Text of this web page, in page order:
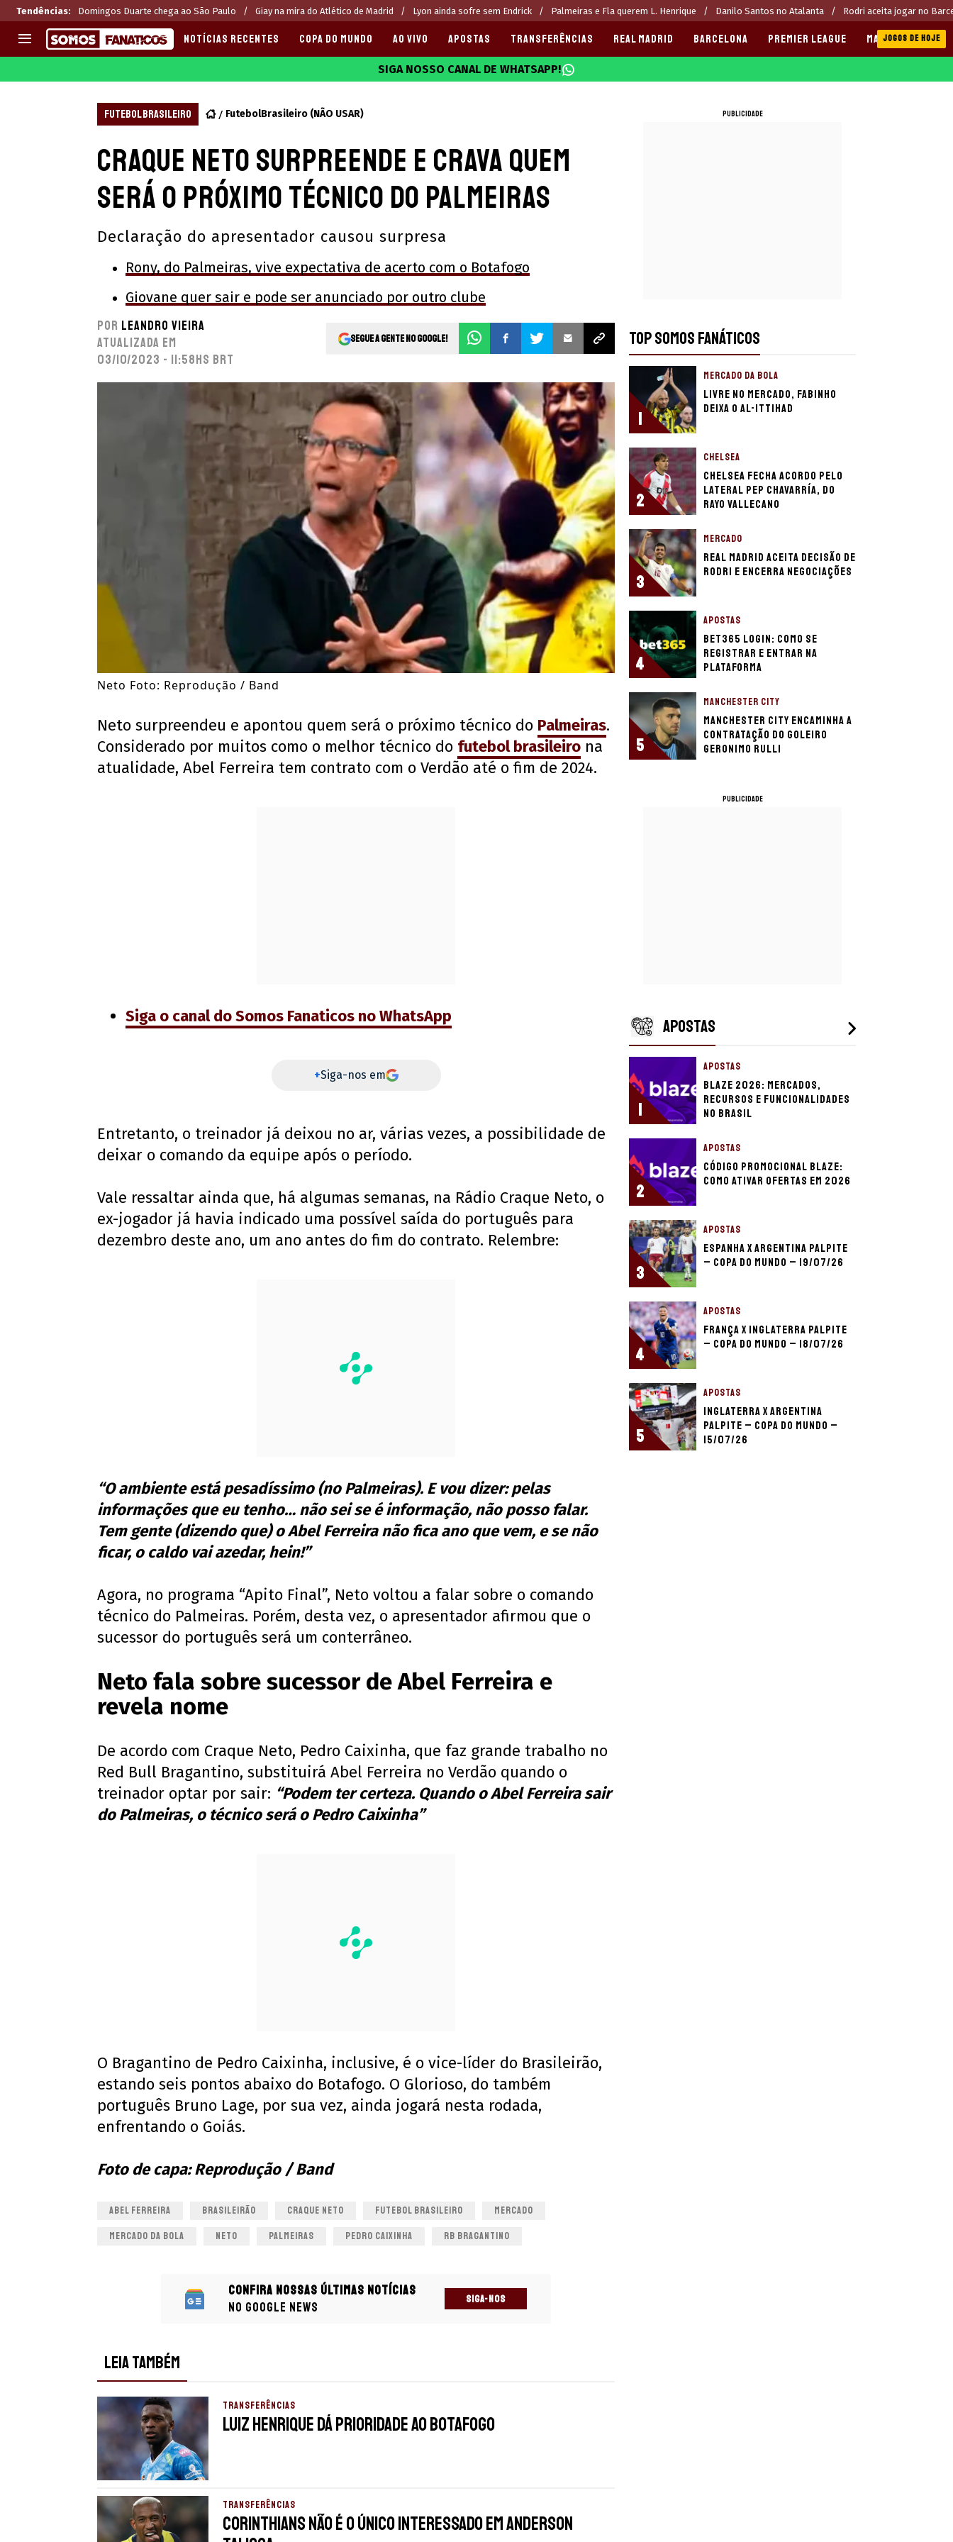
Tendências: Domingos Duarte chega ao São Paulo Giay na mira do Atlético de Madrid Lyon ainda sofre sem Endrick Palmeiras e Fla querem L. Henrique Danilo Santos no Atalanta Rodri aceita jogar no
CHAMPIONS LEAGUE
PREMIER LEAGUE
LIGA PORTUGUESA
Melhores sites de apostas 2025
Últimas
CASAS DE APOSTAS
CÓDIGOS e OFERTAS
APPS
NOTÍCIAS RECENTES COPA DO MUNDO AO VIVO APOSTAS TRANSFERÊNCIAS REAL MADRID BARCELONA PREMIER LEAGUE MANCHESTER CITY
JOGOS DE HOJE
SIGA NOSSO CANAL DE WHATSAPP!
FUTEBOL BRASILEIRO FutebolBrasileiro (NÃO USAR)
Craque Neto surpreende e crava quem
será o próximo técnico do Palmeiras
Declaração do apresentador causou surpresa
Rony, do Palmeiras, vive expectativa de acerto com o Botafogo
Giovane quer sair e pode ser anunciado por outro clube
Por Leandro Vieira
Atualizada em
03/10/2023 - 11:58hs BRT
Segue a gente no Google!
Neto Foto: Reprodução / Band
Neto surpreendeu e apontou quem será o próximo técnico do Palmeiras.
Considerado por muitos como o melhor técnico do futebol brasileiro na
atualidade, Abel Ferreira tem contrato com o Verdão até o fim de 2024.
Siga o canal do Somos Fanaticos no WhatsApp
+Siga-nos em
Entretanto, o treinador já deixou no ar, várias vezes, a possibilidade de
deixar o comando da equipe após o período.
Vale ressaltar ainda que, há algumas semanas, na Rádio Craque Neto, o
ex-jogador já havia indicado uma possível saída do português para
dezembro deste ano, um ano antes do fim do contrato. Relembre:
“O ambiente está pesadíssimo (no Palmeiras). E vou dizer: pelas
informações que eu tenho… não sei se é informação, não posso falar.
Tem gente (dizendo que) o Abel Ferreira não fica ano que vem, e se não
ficar, o caldo vai azedar, hein!”
Agora, no programa “Apito Final”, Neto voltou a falar sobre o comando
técnico do Palmeiras. Porém, desta vez, o apresentador afirmou que o
sucessor do português será um conterrâneo.
Neto fala sobre sucessor de Abel Ferreira e
revela nome
De acordo com Craque Neto, Pedro Caixinha, que faz grande trabalho no
Red Bull Bragantino, substituirá Abel Ferreira no Verdão quando o
treinador optar por sair: “Podem ter certeza. Quando o Abel Ferreira sair
do Palmeiras, o técnico será o Pedro Caixinha”
O Bragantino de Pedro Caixinha, inclusive, é o vice-líder do Brasileirão,
estando seis pontos abaixo do Botafogo. O Glorioso, do também
português Bruno Lage, por sua vez, ainda jogará nesta rodada,
enfrentando o Goiás.
Foto de capa: Reprodução / Band
ABEL FERREIRA BRASILEIRÃO CRAQUE NETO FUTEBOL BRASILEIRO MERCADO
MERCADO DA BOLA NETO PALMEIRAS PEDRO CAIXINHA RB BRAGANTINO
Confira nossas últimas notícias
no Google News
SIGA-NOS
LEIA TAMBÉM
TRANSFERÊNCIAS
Luiz Henrique dá prioridade ao Botafogo
TRANSFERÊNCIAS
Corinthians não é o único interessado em Anderson
PUBLICIDADE
TOP SOMOS FANÁTICOS
1
MERCADO DA BOLA
Livre no mercado, Fabinho
deixa o Al-Ittihad
2
CHELSEA
Chelsea fecha acordo pelo
lateral Pep Chavarría, do
Rayo Vallecano
3
MERCADO
Real Madrid aceita decisão de
Rodri e encerra negociações
4
APOSTAS
bet365 login: como se
registrar e entrar na
plataforma
5
MANCHESTER CITY
Manchester City encaminha a
contratação do goleiro
Geronimo Rulli
PUBLICIDADE
APOSTAS
1
APOSTAS
Blaze 2026: mercados,
recursos e funcionalidades
no Brasil
2
APOSTAS
Código promocional Blaze:
como ativar ofertas em 2026
3
APOSTAS
Espanha x Argentina palpite
– Copa do Mundo – 19/07/26
4
APOSTAS
França x Inglaterra palpite
– Copa do Mundo – 18/07/26
5
APOSTAS
Inglaterra x Argentina
palpite – Copa do Mundo –
15/07/26